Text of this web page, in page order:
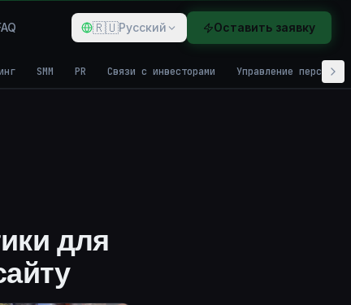
🇷🇺Русский Оставить заявку
SMM PR Связи с инвесторами Управление
для